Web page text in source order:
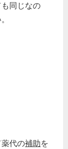
同じなの
代の補助を